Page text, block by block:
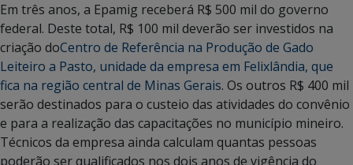
Em três anos, a Epamig receberá R$ 500 mil do governo
federal. Deste total, R$ 100 mil deverão ser investidos na
criação doCentro de Referência na Produção de Gado
Leiteiro a Pasto, unidade da empresa em Felixlândia, que
fica na região central de Minas Gerais. Os outros R$ 400 mil
serão destinados para o custeio das atividades do convênio
e para a realização das capacitações no município mineiro.
Técnicos da empresa ainda calculam quantas pessoas
poderão ser qualificados nos dois anos de vigência do